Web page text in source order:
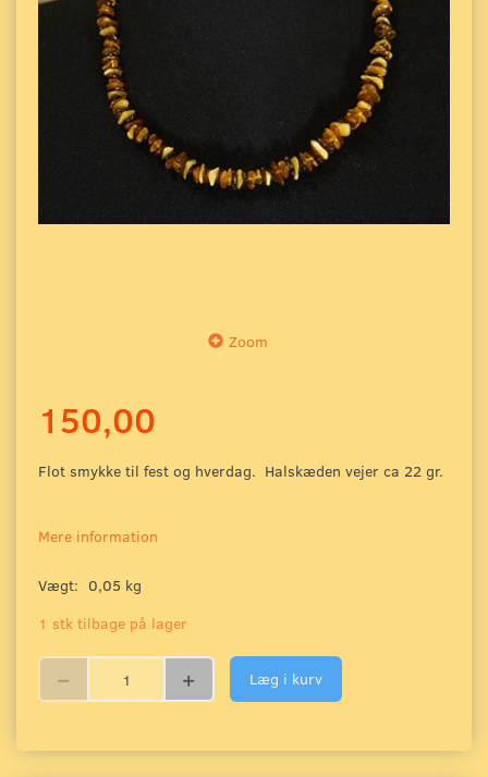
Zoom
150,00
Flot smykke til fest og hverdag. Halskæden vejer ca 22 gr.
Mere information
Vægt: 0,05 kg
1 stk tilbage på lager
Læg i kurv